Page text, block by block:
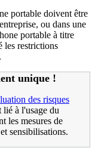
portable doivent être
ou dans une
portable à titre
les restrictions
unique !
des risques
lié à l'usage du
les mesures de
sensibilisations.